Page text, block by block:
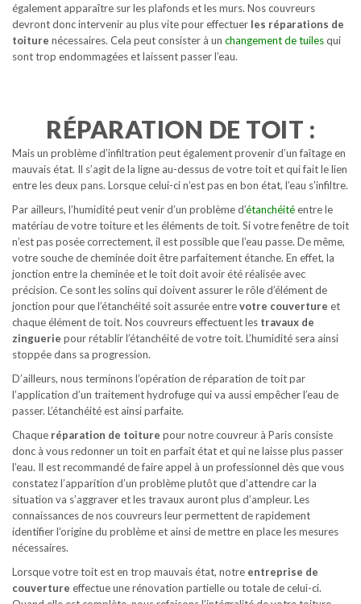
également apparaître sur les plafonds et les murs. Nos couvreurs
devront donc intervenir au plus vite pour effectuer les réparations de
toiture nécessaires. Cela peut consister à un changement de tuilesqui
sont trop endommagées et laissent passer l’eau.
RÉPARATION DE TOIT :
Mais un problème d’infiltration peut également provenir d’un faîtage en
mauvais état. Il s’agit de la ligne au-dessus de votre toit et qui fait le lien
entre les deux pans. Lorsque celui-ci n’est pas en bon état, l’eau s’infiltre.
Par ailleurs, l’humidité peut venir d’un problème d’étanchéitéentre le
matériau de votre toiture et les éléments de toit. Si votre fenêtre de toit
n’est pas posée correctement, il est possible que l’eau passe. De même,
votre souche de cheminée doit être parfaitement étanche. En effet, la
jonction entre la cheminée et le toit doit avoir été réalisée avec
précision. Ce sont les solins qui doivent assurer le rôle d’élément de
jonction pour que l’étanchéité soit assurée entrevotre couverture et
chaque élément de toit. Nos couvreurs effectuent les travaux de
zinguerie pour rétablir l’étanchéité de votre toit. L’humidité sera ainsi
stoppée dans sa progression.
D’ailleurs, nous terminons l’opération de réparation de toit par
l’application d’un traitement hydrofuge qui va aussi empêcher l’eau de
passer. L’étanchéité est ainsi parfaite.
Chaque réparation de toiture pour notre couvreur à Paris consiste
donc à vous redonner un toit en parfait état et qui ne laisse plus passer
l’eau. Il est recommandé de faire appel à un professionnel dès que vous
constatez l’apparition d’un problème plutôt que d’attendre car la
situation va s’aggraver et les travaux auront plus d’ampleur. Les
connaissances de nos couvreurs leur permettent de rapidement
identifier l’origine du problème et ainsi de mettre en place les mesures
nécessaires.
Lorsque votre toit est en trop mauvais état, notre entreprise de
couverture effectue une rénovation partielle ou totale de celui-ci.